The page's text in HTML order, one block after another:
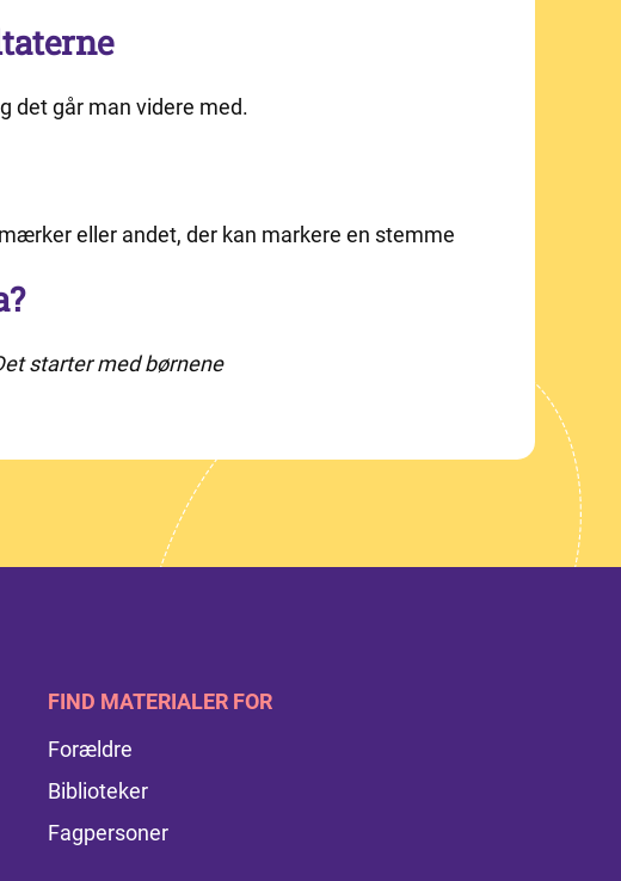
det går man videre med.
eller andet, der kan markere en stemme
starter med børnene
FIND MATERIALER FOR
Forældre
Biblioteker
Fagpersoner